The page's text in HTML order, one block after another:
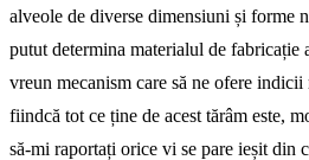
alveole de diverse dimensiuni și forme
putut determina materialul de fabricație
vreun mecanism care să ne ofere
fiindcă tot ce ține de acest tărâm este,
să-mi raportați orice vi se pare ieșit din